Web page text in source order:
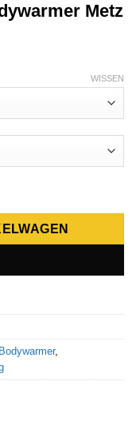
Metz
WISSEN
aantal
Bodywarmer,